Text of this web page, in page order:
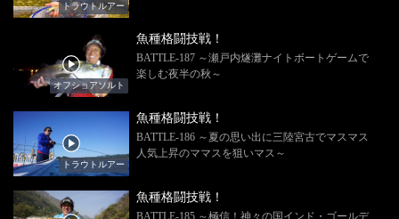
トラウトルアー
オフショアソルト
魚種格闘技戦！
BATTLE-187 ～瀬戸内燧灘ナイトボートゲームで
楽しむ夜半の秋～
トラウトルアー
魚種格闘技戦！
BATTLE-186 ～夏の思い出に三陸宮古でマスマス
人気上昇のママスを狙いマス～
魚種格闘技戦！
BATTLE-185 ～極信！神々の国インド・ゴールデ